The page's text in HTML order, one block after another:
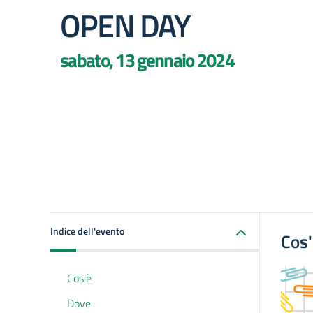
OPEN DAY
sabato, 13 gennaio 2024
Indice dell'evento
Cos'è
Dove